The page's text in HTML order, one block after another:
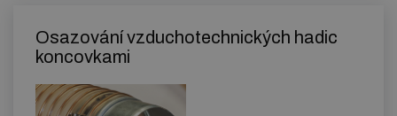
Osazování vzduchotechnických hadic
koncovkami